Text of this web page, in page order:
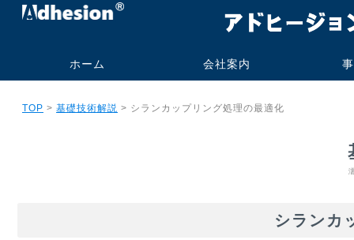
ホーム 会社案内
TOP > 基礎技術解説 > シランカップリング処理の最適化
シランカ